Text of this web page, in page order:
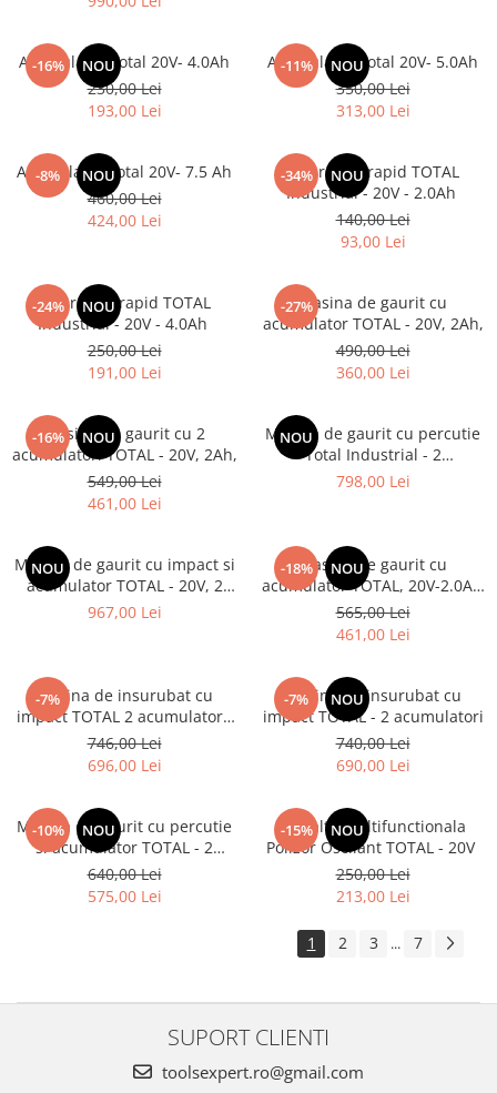
-16% NOU
Acumulator Total 20V- 4.0Ah
230,00 Lei
193,00 Lei
-11% NOU
Acumulator Total 20V- 5.0Ah
350,00 Lei
313,00 Lei
-8% NOU
Acumulator Total 20V- 7.5 Ah
460,00 Lei
424,00 Lei
-34% NOU
Incarcator rapid TOTAL
Industrial - 20V - 2.0Ah
140,00 Lei
93,00 Lei
-24% NOU
Incarcator rapid TOTAL
Industrial - 20V - 4.0Ah
250,00 Lei
191,00 Lei
-27%Masina de gaurit cu
acumulator TOTAL - 20V, 2Ah,
490,00 Lei
360,00 Lei
-16% NOU
Masina de gaurit cu 2
acumulatori TOTAL - 20V, 2Ah,
549,00 Lei
461,00 Lei
NOU
Masina de gaurit cu percutie
Total Industrial - 2
acumulatori, 20V, 2Ah + 50
798,00 Lei
NOU
Masina de gaurit cu impact si
acumulator TOTAL - 20V, 2
acumulatori
967,00 Lei
-18% NOU
Masina de gaurit cu
acumulator TOTAL, 20V-2.0AH
LI-ION (2 ACUMULATORI)
(INDUSTRIAL)
565,00 Lei
461,00 Lei
-7%
Masina de insurubat cu
impact TOTAL 2 acumulatori,
2Ah - 20V
746,00 Lei
696,00 Lei
-7% NOU
Masina de insurubat cu
impact TOTAL - 2 acumulatori
740,00 Lei
690,00 Lei
-10% NOU
Masina de gaurit cu percutie
si acumulator TOTAL - 2
acumulatori, 2Ah
640,00 Lei
575,00 Lei
-15% NOU
Unealta Multifunctionala
Polizor Oscilant TOTAL - 20V
250,00 Lei
213,00 Lei
1 2 3 ... 7
SUPORT CLIENTI
toolsexpert.ro@gmail.com